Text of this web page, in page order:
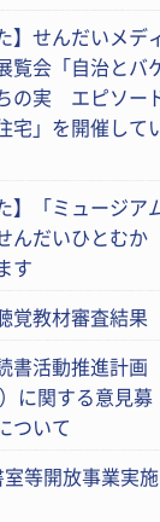
】せんだいメデ
覧会「自治とバ
の実 エピソー
宅」を開催して
】「ミュージア
だいひとむか
す
覚教材審査結果
書活動推進計画
に関する意見募
ついて
等開放事業実施